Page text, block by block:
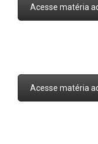
Y
Acesse matéria
Acesse matéria